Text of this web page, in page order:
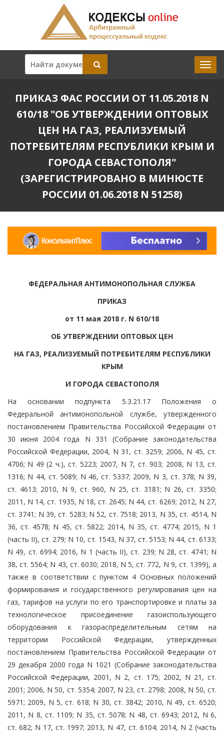
ПРИКАЗ ФАС РОССИИ ОТ 11.05.2018 N
610/18 "ОБ УТВЕРЖДЕНИИ ОПТОВЫХ
ЦЕН НА ГАЗ, РЕАЛИЗУЕМЫЙ
ПОТРЕБИТЕЛЯМ РЕСПУБЛИКИ КРЫМ И
ГОРОДА СЕВАСТОПОЛЯ"
(ЗАРЕГИСТРИРОВАНО В МИНЮСТЕ
РОССИИ 01.06.2018 N 51258)
ФЕДЕРАЛЬНАЯ АНТИМОНОПОЛЬНАЯ СЛУЖБА
ПРИКАЗ
от 11 мая 2018 г. N 610/18
ОБ УТВЕРЖДЕНИИ ОПТОВЫХ ЦЕН
НА ГАЗ, РЕАЛИЗУЕМЫЙ ПОТРЕБИТЕЛЯМ РЕСПУБЛИКИ
КРЫМ
И ГОРОДА СЕВАСТОПОЛЯ
На основании подпункта 5.3.21.17 Положения о
Федеральной антимонопольной службе, утвержденного
постановлением Правительства Российской Федерации от
30 июня 2004 года N 331 (Собрание законодательства
Российской Федерации, 2004, N 31, ст. 3259; 2006, N 45, ст.
4706; N 49 (2 ч.), ст. 5223; 2007, N 7, ст. 903; 2008, N 13, ст.
1316; N 44, ст. 5089; N 46, ст. 5337; 2009, N 3, ст. 378; N 39,
ст. 4613; 2010, N 9, ст. 960, N 25, ст. 3181; N 26, ст. 3350;
2011, N 14, ст. 1935, N 18, ст. 2645; N 44, ст. 6269; 2012, N 27,
ст. 3741; N 39, ст. 5283; N 52, ст. 7518; 2013, N 35, ст. 4514, N
36, ст. 4578; N 45, ст. 5822; 2014, N 35, ст. 4774; 2015, N 1
(часть II), ст. 279; N 10, ст. 1543, N 37, ст. 5153; N 44, ст. 6133;
N 49, ст. 6994; 2016, N 1 (часть II), ст. 239; N 28, ст. 4741; N
38, ст. 5564; N 43, ст. 6030; 2018, N 5, ст. 772, N 9, ст. 1399), а
также в соответствии с пунктом 4 Основных положений
формирования и государственного регулирования цен на
газ, тарифов на услуги по его транспортировке и платы за
технологическое присоединение газоиспользующего
оборудования к газораспределительным сетям на
территории Российской Федерации, утвержденных
постановлением Правительства Российской Федерации от
29 декабря 2000 года N 1021 (Собрание законодательства
Российской Федерации, 2001, N 2, ст. 175; 2002, N 21, ст.
2001; 2006, N 50, ст. 5354; 2007, N 23, ст. 2798; 2008, N 50, ст.
5971; 2009, N 5, ст. 618; N 30, ст. 3842; 2010, N 49, ст. 6520;
2011, N 8, ст. 1109; N 35, ст. 5078; N 48, ст. 6943; 2012, N 6,
ст. 682; N 17, ст. 1997; 2013, N 47, ст. 6104; 2014, N 2 (часть